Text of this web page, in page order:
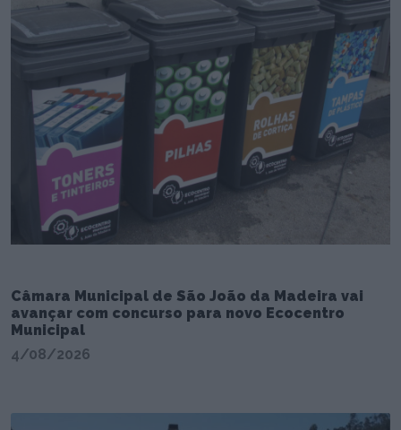
Câmara Municipal de São João da Madeira vai
avançar com concurso para novo Ecocentro
Municipal
4/08/2026